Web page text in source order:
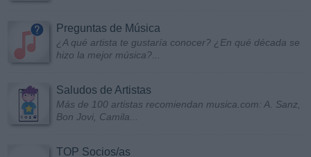
Preguntas de Música
¿A qué artista te gustaría conocer? ¿En qué década se
hizo la mejor música?...
Saludos de Artistas
Más de 100 artistas recomiendan musica.com: A. Sanz,
Bon Jovi, Camila...
TOP Socios/as